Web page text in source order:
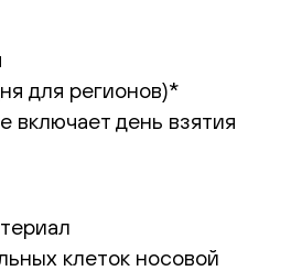
для регионов)*
включает день взятия
клеток носовой